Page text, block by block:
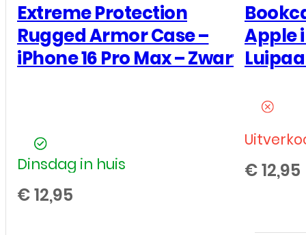
Extreme Protection
Rugged Armor Case –
iPhone 16 Pro Max – Zwart
Dinsdag in huis
€12,95
Apple
€12,95